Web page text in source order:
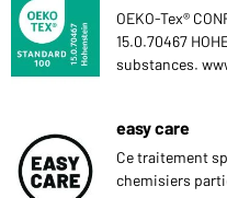
OEKO-Tex®
15.0.70467
substances.
easy care
Ce traitement
chemisiers